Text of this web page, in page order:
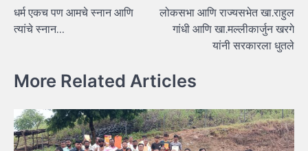
navigation
धर्म एकच पण आमचे स्नान आणि
त्यांचे स्नान…
लोकसभा आणि राज्यसभेत खा.राहुल
गांधी आणि खा.मल्लीकार्जुन खरगे
यांनी सरकारला धुतले
More Related Articles